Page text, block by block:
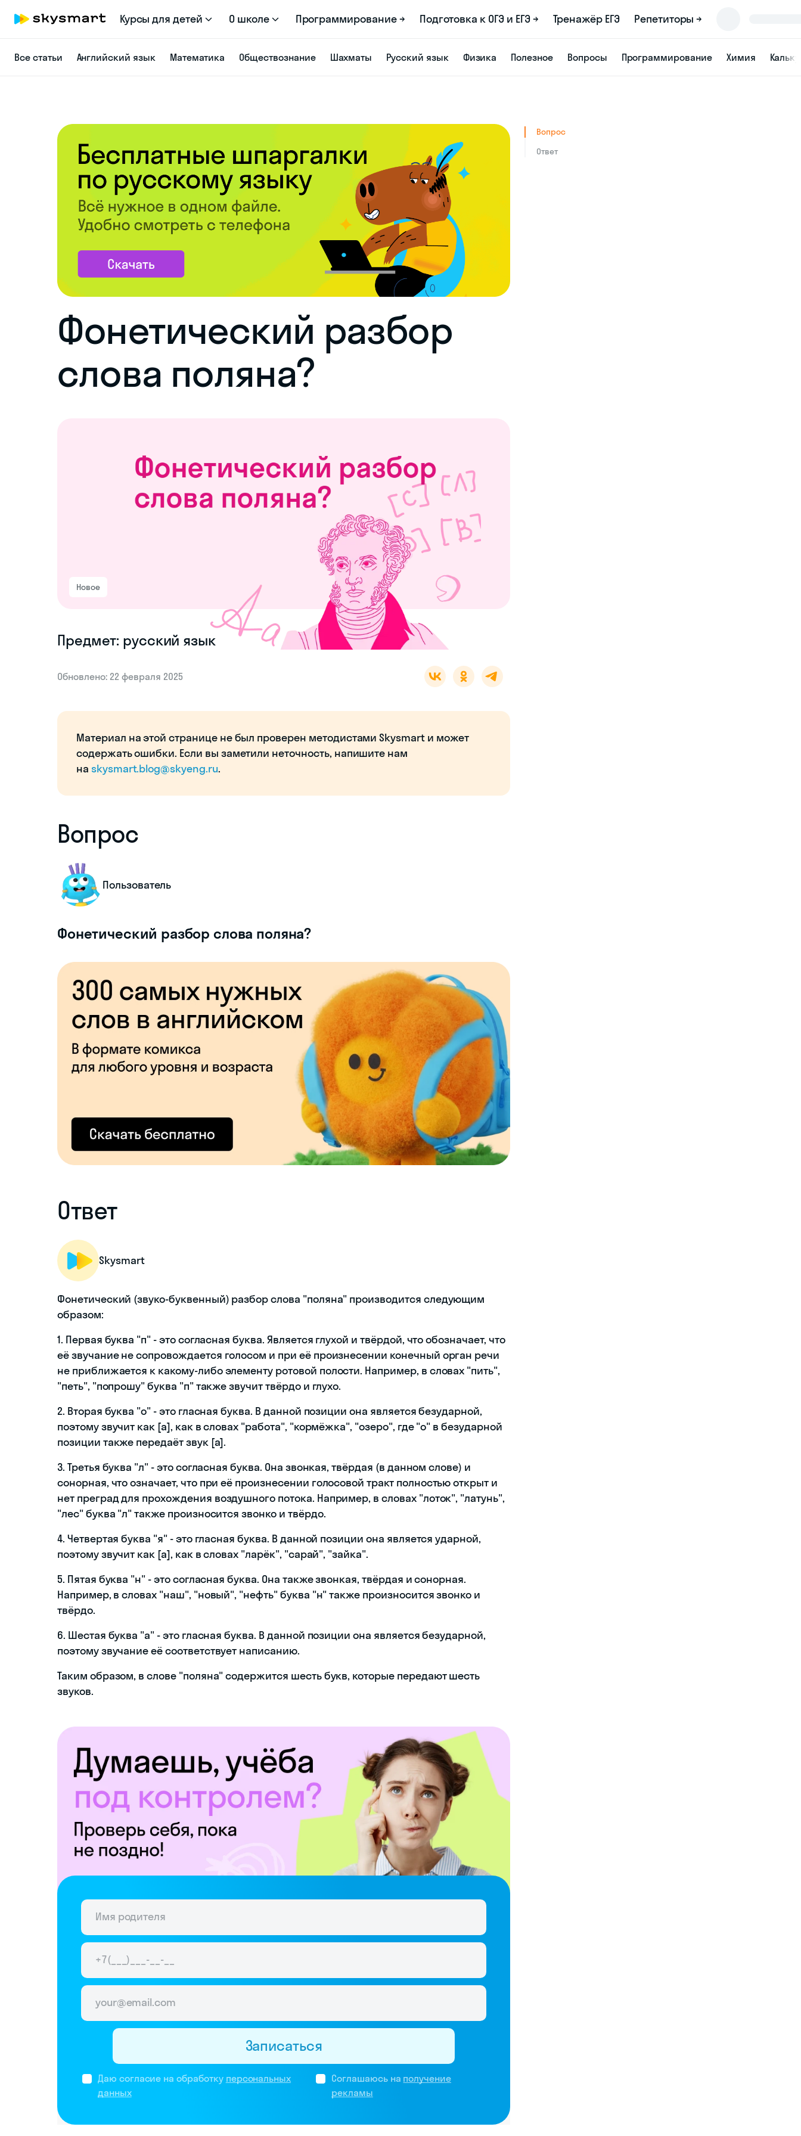
Курсы для детей О школе Программирование → Подготовка к ОГЭ и ЕГЭ → Тренажёр ЕГЭ Репетиторы →
Все статьи Английский язык Математика Обществознание Шахматы Русский язык Физика Полезное Вопросы Программирование Химия
Фонетический разбор
слова поляна?
Новое
Предмет: русский язык
Обновлено: 22 февраля 2025
Материал на этой странице не был проверен методистами Skysmart и может
содержать ошибки. Если вы заметили неточность, напишите нам
на skysmart.blog@skyeng.ru.
Вопрос
Пользователь
Фонетический разбор слова поляна?
Ответ
Skysmart
Фонетический (звуко-буквенный) разбор слова "поляна" производится следующим
образом:
1. Первая буква "п" - это согласная буква. Является глухой и твёрдой, что обозначает, что
её звучание не сопровождается голосом и при её произнесении конечный орган речи
не приближается к какому-либо элементу ротовой полости. Например, в словах "пить",
"петь", "попрошу" буква "п" также звучит твёрдо и глухо.
2. Вторая буква "о" - это гласная буква. В данной позиции она является безударной,
поэтому звучит как [а], как в словах "работа", "кормёжка", "озеро", где "о" в безударной
позиции также передаёт звук [а].
3. Третья буква "л" - это согласная буква. Она звонкая, твёрдая (в данном слове) и
сонорная, что означает, что при её произнесении голосовой тракт полностью открыт и
нет преград для прохождения воздушного потока. Например, в словах "лоток", "латунь",
"лес" буква "л" также произносится звонко и твёрдо.
4. Четвертая буква "я" - это гласная буква. В данной позиции она является ударной,
поэтому звучит как [а], как в словах "ларёк", "сарай", "зайка".
5. Пятая буква "н" - это согласная буква. Она также звонкая, твёрдая и сонорная.
Например, в словах "наш", "новый", "нефть" буква "н" также произносится звонко и
твёрдо.
6. Шестая буква "а" - это гласная буква. В данной позиции она является безударной,
поэтому звучание её соответствует написанию.
Таким образом, в слове "поляна" содержится шесть букв, которые передают шесть
звуков.
Даю согласие на обработку персональных
данных
Соглашаюсь на получение
рекламы
Записаться
Вопрос
Ответ